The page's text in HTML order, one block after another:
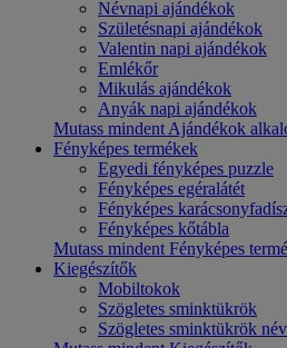
Névnapi ajándékok
Születésnapi ajándékok
Valentin napi ajándékok
Emlékőr
Mikulás ajándékok
Anyák napi ajándékok
Mutass mindent Ajándékok
Fényképes termékek
Egyedi fényképes puzzle
Fényképes egéralátét
Fényképes
Fényképes kőtábla
Mutass mindent Fényképes
Kiegészítők
Mobiltokok
Szögletes sminktükrök
Szögletes sminktükrök